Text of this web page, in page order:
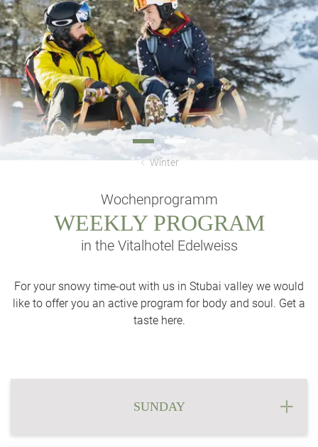
Winter
Wochenprogramm
WEEKLY PROGRAM
in the Vitalhotel Edelweiss
For your snowy time-out with us in Stubai valley we would
like to offer you an active program for body and soul. Get a
taste here.
SUNDAY